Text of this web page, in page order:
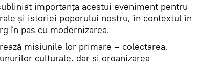
importanța acestui eveniment pentru
și istoriei poporului nostru, în contextul în
în pas cu modernizarea.
misiunile lor primare – colectarea,
culturale, dar și organizarea